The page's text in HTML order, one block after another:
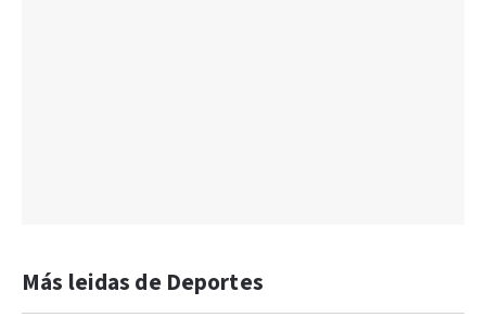
Más leidas de Deportes